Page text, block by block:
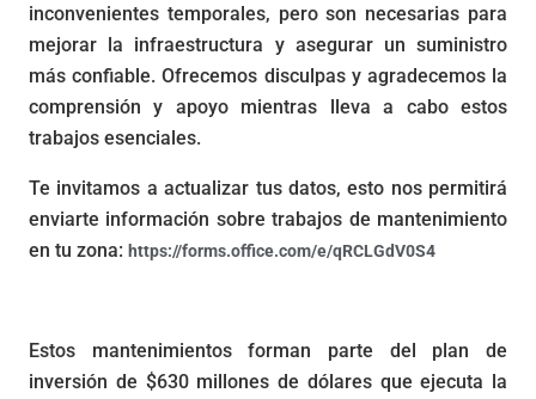
inconvenientes temporales, pero son necesarias para
mejorar la infraestructura y asegurar un suministro
más confiable. Ofrecemos disculpas y agradecemos la
comprensión y apoyo mientras lleva a cabo estos
trabajos esenciales.
Te invitamos a actualizar tus datos, esto nos permitirá
enviarte información sobre trabajos de mantenimiento
en tu zona: https://forms.office.com/e/qRCLGdV0S4
Estos mantenimientos forman parte del plan de
inversión de $630 millones de dólares que ejecuta la